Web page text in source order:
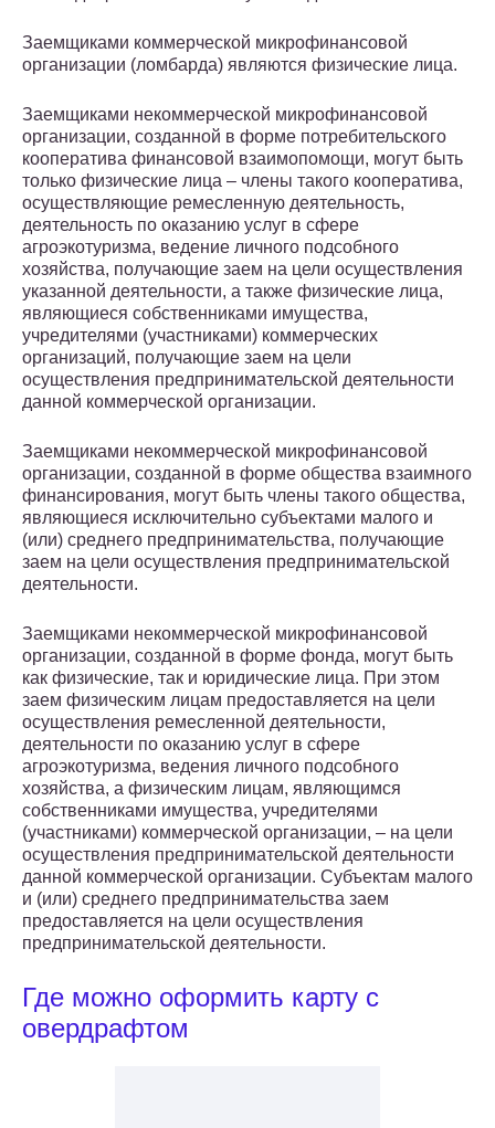
Заемщиками коммерческой микрофинансовой
организации (ломбарда) являются физические лица.
Заемщиками некоммерческой микрофинансовой
организации, созданной в форме потребительского
кооператива финансовой взаимопомощи, могут быть
только физические лица – члены такого кооператива,
осуществляющие ремесленную деятельность,
деятельность по оказанию услуг в сфере
агроэкотуризма, ведение личного подсобного
хозяйства, получающие заем на цели осуществления
указанной деятельности, а также физические лица,
являющиеся собственниками имущества,
учредителями (участниками) коммерческих
организаций, получающие заем на цели
осуществления предпринимательской деятельности
данной коммерческой организации.
Заемщиками некоммерческой микрофинансовой
организации, созданной в форме общества взаимного
финансирования, могут быть члены такого общества,
являющиеся исключительно субъектами малого и
(или) среднего предпринимательства, получающие
заем на цели осуществления предпринимательской
деятельности.
Заемщиками некоммерческой микрофинансовой
организации, созданной в форме фонда, могут быть
как физические, так и юридические лица. При этом
заем физическим лицам предоставляется на цели
осуществления ремесленной деятельности,
деятельности по оказанию услуг в сфере
агроэкотуризма, ведения личного подсобного
хозяйства, а физическим лицам, являющимся
собственниками имущества, учредителями
(участниками) коммерческой организации, – на цели
осуществления предпринимательской деятельности
данной коммерческой организации. Субъектам малого
и (или) среднего предпринимательства заем
предоставляется на цели осуществления
предпринимательской деятельности.
Где можно оформить карту с
овердрафтом